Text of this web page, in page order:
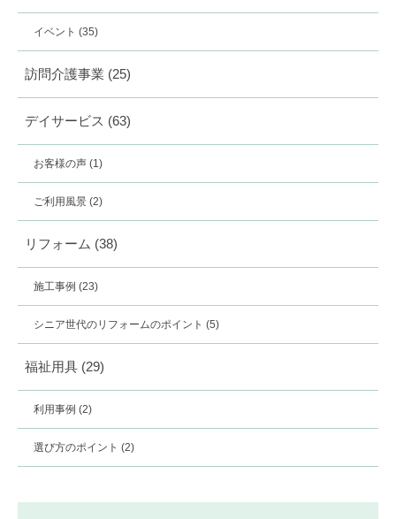
イベント (35)
訪問介護事業 (25)
デイサービス (63)
お客様の声 (1)
ご利用風景 (2)
リフォーム (38)
施工事例 (23)
シニア世代のリフォームのポイント (5)
福祉用具 (29)
利用事例 (2)
選び方のポイント (2)